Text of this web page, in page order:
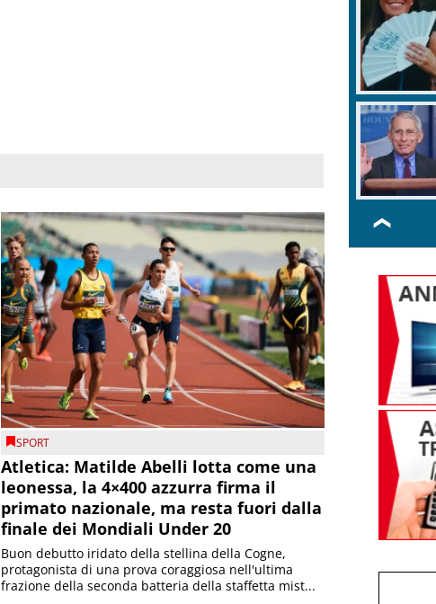
SPORT
Atletica: Matilde Abelli lotta come una
leonessa, la 4×400 azzurra firma il
primato nazionale, ma resta fuori dalla
finale dei Mondiali Under 20
Buon debutto iridato della stellina della Cogne,
protagonista di una prova coraggiosa nell'ultima
frazione della seconda batteria della staffetta mist...
❮